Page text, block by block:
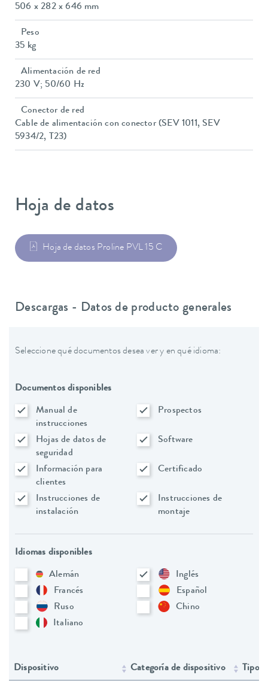
506 x 282 x 646 mm
Peso
35 kg
Alimentación de red
230 V; 50/60 Hz
Conector de red
Cable de alimentación con conector (SEV 1011, SEV
5934/2, T23)
Hoja de datos
Hoja de datos Proline PVL 15 C
Descargas - Datos de producto generales
Seleccione qué documentos desea ver y en qué idioma:
Documentos disponibles
Manual de
instrucciones
Prospectos
Hojas de datos de
seguridad
Software
Información para
clientes
Certificado
Instrucciones de
instalación
Instrucciones de
montaje
Idiomas disponibles
Alemán
Inglés
Francés
Español
Ruso
Chino
Italiano
Dispositivo Categoría de dispositivo Tipo